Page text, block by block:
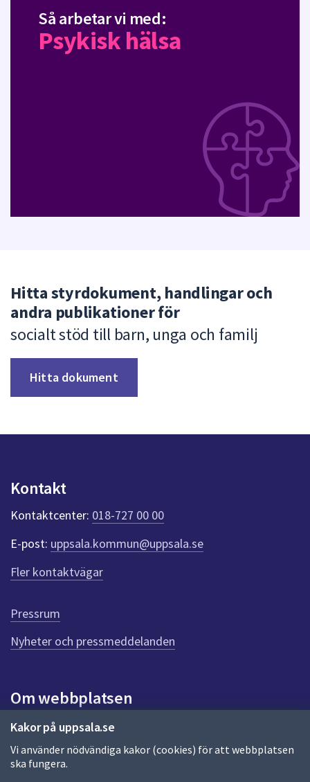
Kakor på uppsala.se
Vi använder nödvändiga kakor (cookies) för att webbplatsen
ska fungera.
Så arbetar vi med:
Psykisk hälsa
Hitta styrdokument, handlingar och
andra publikationer för
socialt stöd till barn, unga och familj
Hitta dokument
Kontakt
Kontaktcenter: 018-727 00 00
E-post: uppsala.kommun@uppsala.se
Fler kontaktvägar
Pressrum
Nyheter och pressmeddelanden
Om webbplatsen
Om webbplatsen
Allmänna handlingar och diarium